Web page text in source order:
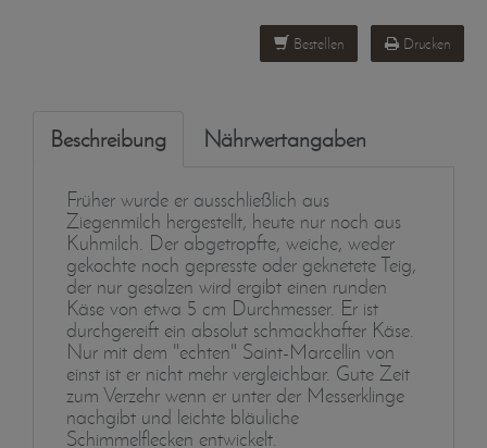
Bestellen Drucken
Beschreibung Nährwertangaben
Früher wurde er ausschließlich aus
Ziegenmilch hergestellt, heute nur noch aus
Kuhmilch. Der abgetropfte, weiche, weder
gekochte noch gepresste oder geknetete Teig,
der nur gesalzen wird ergibt einen runden
Käse von etwa 5 cm Durchmesser. Er ist
durchgereift ein absolut schmackhafter Käse.
Nur mit dem "echten" Saint-Marcellin von
einst ist er nicht mehr vergleichbar. Gute Zeit
zum Verzehr wenn er unter der Messerklinge
nachgibt und leichte bläuliche
Schimmelflecken entwickelt.